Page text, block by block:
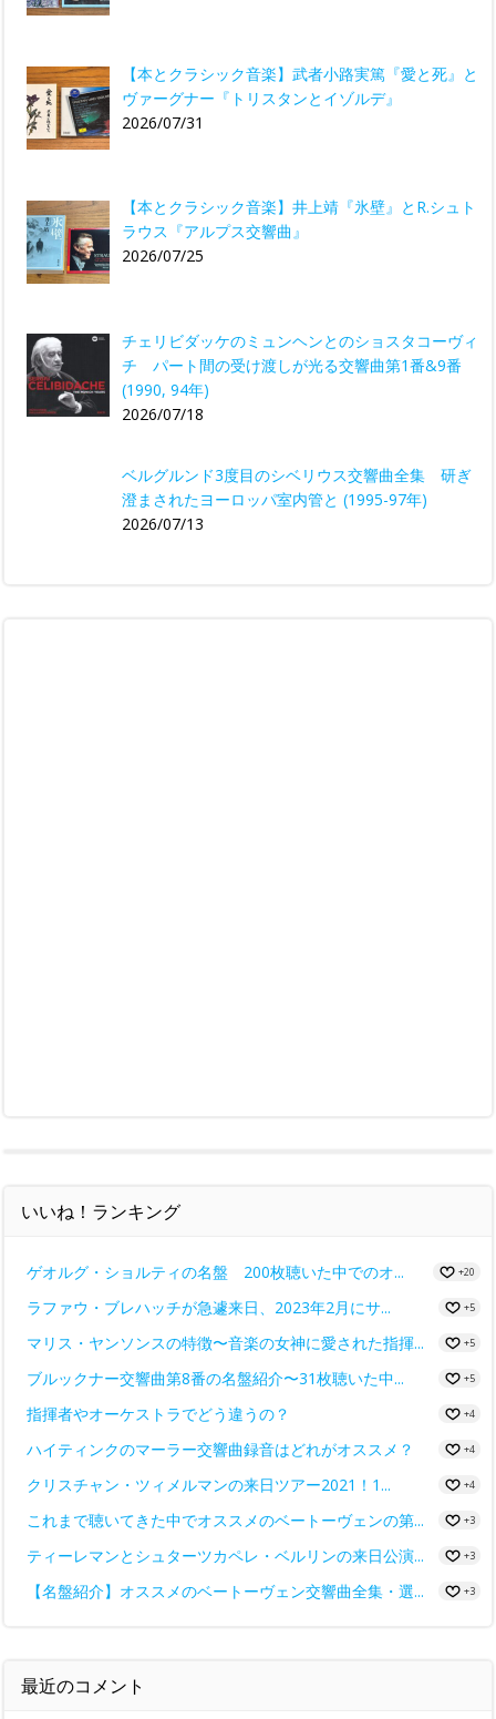
【本とクラシック音楽】武者小路実篤『愛と死』と
ヴァーグナー『トリスタンとイゾルデ』
2026/07/31
【本とクラシック音楽】井上靖『氷壁』とR.シュト
ラウス『アルプス交響曲』
2026/07/25
チェリビダッケのミュンヘンとのショスタコーヴィ
チ パート間の受け渡しが光る交響曲第1番&9番
(1990, 94年)
2026/07/18
ベルグルンド3度目のシベリウス交響曲全集 研ぎ
澄まされたヨーロッパ室内管と (1995-97年)
2026/07/13
いいね！ランキング
ゲオルグ・ショルティの名盤 200枚聴いた中でのオ... +20
ラファウ・ブレハッチが急遽来日、2023年2月にサ... +5
マリス・ヤンソンスの特徴〜音楽の女神に愛された指揮... +5
ブルックナー交響曲第8番の名盤紹介〜31枚聴いた中... +5
指揮者やオーケストラでどう違うの？ +4
ハイティンクのマーラー交響曲録音はどれがオススメ？ +4
クリスチャン・ツィメルマンの来日ツアー2021！1... +4
これまで聴いてきた中でオススメのベートーヴェンの第... +3
ティーレマンとシュターツカペレ・ベルリンの来日公演... +3
【名盤紹介】オススメのベートーヴェン交響曲全集・選... +3
最近のコメント